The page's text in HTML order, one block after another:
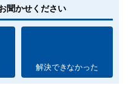
聞かせください
解決できなかった